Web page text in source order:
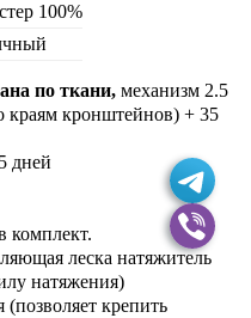
100%
по ткани,механизм 2.5
краям кронштейнов) + 35
дней
комплект.
леска натяжитель
натяжения)
(позволяет крепить